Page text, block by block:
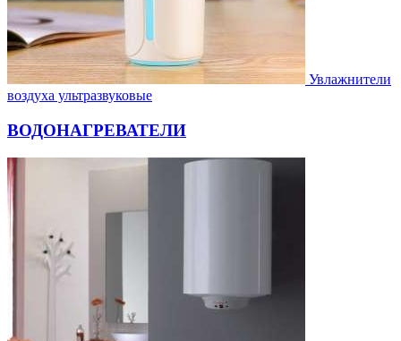
Увлажнители
воздуха ультразвуковые
ВОДОНАГРЕВАТЕЛИ